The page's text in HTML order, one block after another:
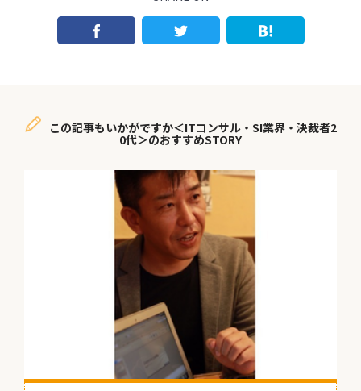
この記事もいかがですか＜ITコンサル・SI業界・決裁者2
0代＞のおすすめSTORY